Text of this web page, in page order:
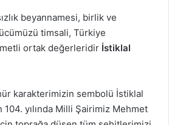
beyannamesi, birlik ve
timsali, Türkiye
ortak değerleridir İstiklal
hür karakterimizin sembolü İstiklal
104. yılında Milli Şairimiz Mehmet